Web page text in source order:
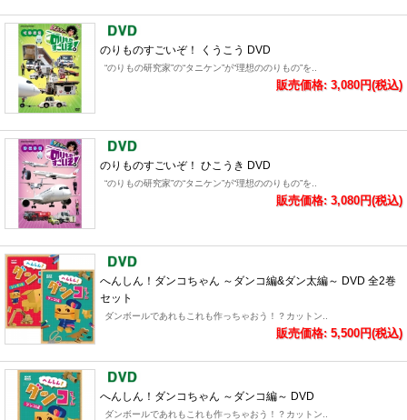
のりものすごいぞ！ くうこう DVD
“のりもの研究家”の“タニケン”が“理想ののりもの”を..
販売価格: 3,080円(税込)
のりものすごいぞ！ ひこうき DVD
“のりもの研究家”の“タニケン”が“理想ののりもの”を..
販売価格: 3,080円(税込)
へんしん！ダンコちゃん ～ダンコ編&ダン太編～ DVD 全2巻
セット
ダンボールであれもこれも作っちゃおう！？カットン..
販売価格: 5,500円(税込)
へんしん！ダンコちゃん ～ダンコ編～ DVD
ダンボールであれもこれも作っちゃおう！？カットン..